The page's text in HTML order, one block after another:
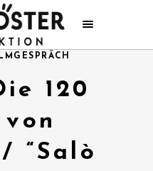
120
von
“Salò